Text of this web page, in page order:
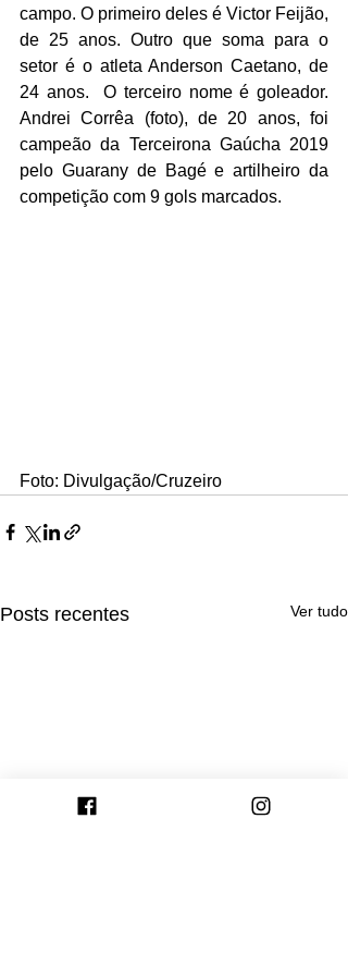
campo. O primeiro deles é Victor Feijão,
de 25 anos. Outro que soma para o
setor é o atleta Anderson Caetano, de
24 anos.  O terceiro nome é goleador.
Andrei Corrêa (foto), de 20 anos, foi
campeão da Terceirona Gaúcha 2019
pelo Guarany de Bagé e artilheiro da
competição com 9 gols marcados.
Foto: Divulgação/Cruzeiro
Posts recentes Ver tudo